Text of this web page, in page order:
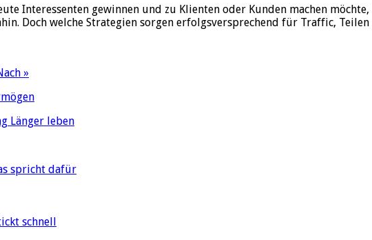
Interessenten gewinnen und zu Klienten oder Kunden machen
Doch welche Strategien sorgen erfolgsversprechend für Traffic,
»
spricht dafür
schnell